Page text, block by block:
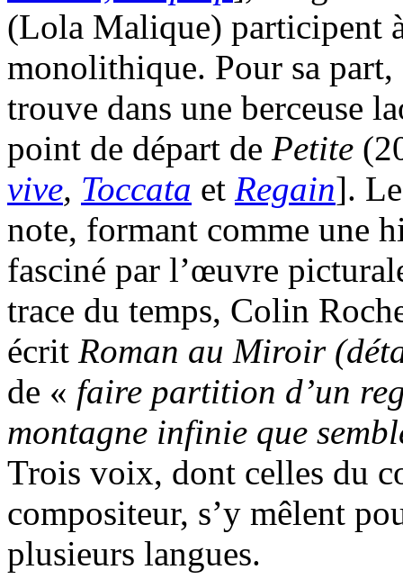
(Lola Malique) participent
monolithique. Pour sa
trouve dans une berceuse
point de départ de Petite
vive, Toccata et Regain].
note, formant comme une
fasciné par l’œuvre
trace du temps, Colin
écrit Roman au Miroir
de « faire partition d’un
montagne infinie que
Trois voix, dont celles du
compositeur, s’y mêlent
plusieurs langues.